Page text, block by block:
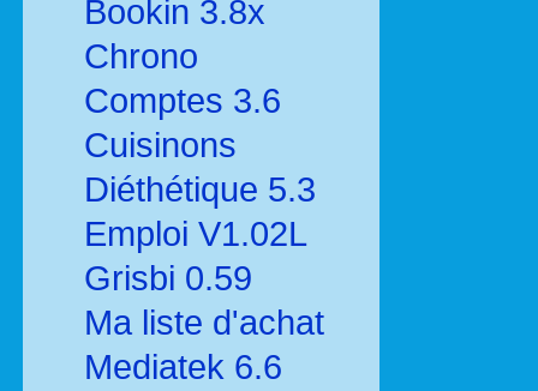
Bookin 3.8x
Chrono
Comptes 3.6
Cuisinons
Diéthétique 5.3
Emploi V1.02L
Grisbi 0.59
Ma liste d'achat
Mediatek 6.6